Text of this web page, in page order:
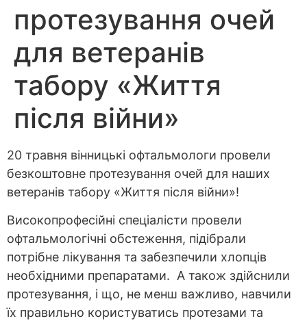
протезування очей
для ветеранів
табору «Життя
після війни»
20 травня вінницькі офтальмологи провели
безкоштовне протезування очей для наших
ветеранів табору «Життя після війни»!
Високопрофесійні спеціалісти провели
офтальмологічні обстеження, підібрали
потрібне лікування та забезпечили хлопців
необхідними препаратами. А також здійснили
протезування, і що, не менш важливо, навчили
їх правильно користуватись протезами та